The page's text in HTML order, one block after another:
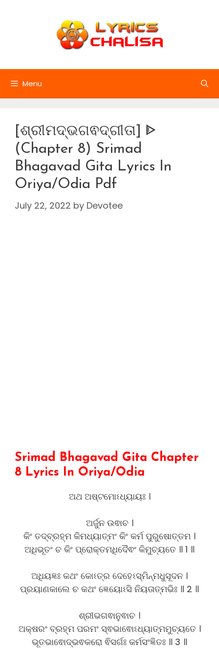
Menu
[ଶ୍ରୀମଦ୍ଭଗଵଦ୍ଗୀତା] ᐈ
(Chapter 8) Srimad
Bhagavad Gita Lyrics In
Oriya/Odia Pdf
July 22, 2022 by Devotee
Srimad Bhagavad Gita Chapter
8 Lyrics In Oriya/Odia
ଅଥ ଅଷ୍ଟମୋଽଧ୍ୟାୟଃ ।
ଅର୍ଜୁନ ଉଵାଚ ।
କିଂ ତଦ୍ବ୍ରହ୍ମ କିମଧ୍ୟାତ୍ମଂ କିଂ କର୍ମ ପୁରୁଷୋତ୍ତମ ।
ଅଧିଭୂତଂ ଚ କିଂ ପ୍ରୋକ୍ତମଧିଦୈଵଂ କିମୁଚ୍ୟତେ ॥ 1 ॥
ଅଧିୟଜ୍ଞଃ କଥଂ କୋଽତ୍ର ଦେହେଽସ୍ମିନ୍ମଧୁସୂଦନ ।
ପ୍ରୟାଣକାଲେ ଚ କଥଂ ଜ୍ଞେୟୋଽସି ନିୟତାତ୍ମଭିଃ ॥ 2 ॥
ଶ୍ରୀଭଗଵାନୁଵାଚ ।
ଅକ୍ଷରଂ ବ୍ରହ୍ମ ପରମଂ ସ୍ଵଭାଵୋଽଧ୍ୟାତ୍ମମୁଚ୍ୟତେ ।
ଭୂତଭାଵୋଦ୍ଭଵକରୋ ଵିସର୍ଗଃ କର୍ମସଂଜ୍ଞିତଃ ॥ 3 ॥